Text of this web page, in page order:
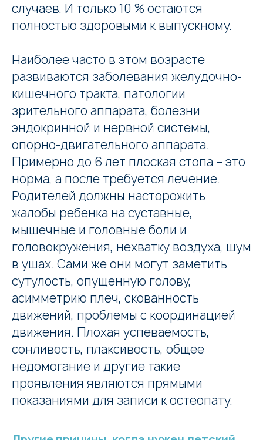
случаев. И только 10 % остаются
полностью здоровыми к выпускному.
Наиболее часто в этом возрасте
развиваются заболевания желудочно-
кишечного тракта, патологии
зрительного аппарата, болезни
эндокринной и нервной системы,
опорно-двигательного аппарата.
Примерно до 6 лет плоская стопа – это
норма, а после требуется лечение.
Родителей должны насторожить
жалобы ребенка на суставные,
мышечные и головные боли и
головокружения, нехватку воздуха, шум
в ушах. Сами же они могут заметить
сутулость, опущенную голову,
асимметрию плеч, скованность
движений, проблемы с координацией
движения. Плохая успеваемость,
сонливость, плаксивость, общее
недомогание и другие такие
проявления являются прямыми
показаниями для записи к остеопату.